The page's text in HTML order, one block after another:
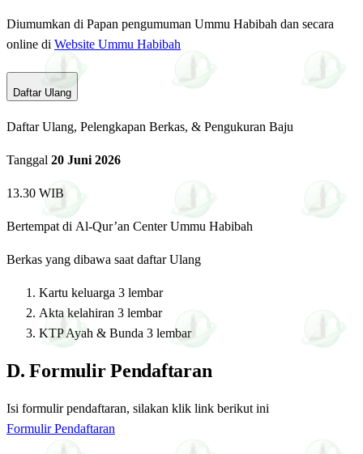
Diumumkan di Papan pengumuman Ummu Habibah dan secara
online di Website Ummu Habibah
Daftar Ulang
Daftar Ulang, Pelengkapan Berkas, & Pengukuran Baju
Tanggal 20 Juni 2026
13.30 WIB
Bertempat di Al-Qur’an Center Ummu Habibah
Berkas yang dibawa saat daftar Ulang
Kartu keluarga 3 lembar
Akta kelahiran 3 lembar
KTP Ayah & Bunda 3 lembar
D. Formulir Pendaftaran
Isi formulir pendaftaran, silakan klik link berikut ini
Formulir Pendaftaran